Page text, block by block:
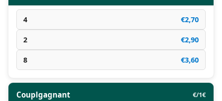
4 €2,70
2 €2,90
8 €3,60
Couplgagnant €/1€